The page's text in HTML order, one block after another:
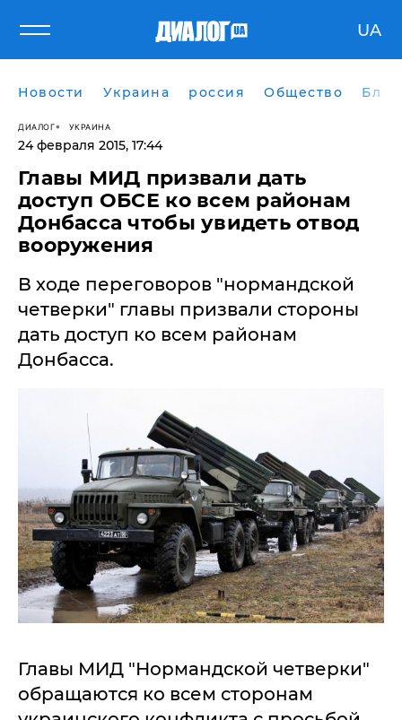
UA
Новости Украина россия Общество
ДИАЛОГ УКРАИНА
24 февраля 2015, 17:44
Главы МИД призвали дать
доступ ОБСЕ ко всем районам
Донбасса чтобы увидеть отвод
вооружения
В ходе переговоров "нормандской
четверки" главы призвали стороны
дать доступ ко всем районам
Донбасса.
Главы МИД "Нормандской четверки"
обращаются ко всем сторонам